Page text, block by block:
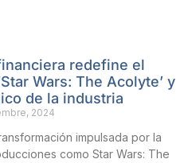
redefine el
Wars: The Acolyte’ y
de la industria
2024
impulsada por la
como Star Wars: The